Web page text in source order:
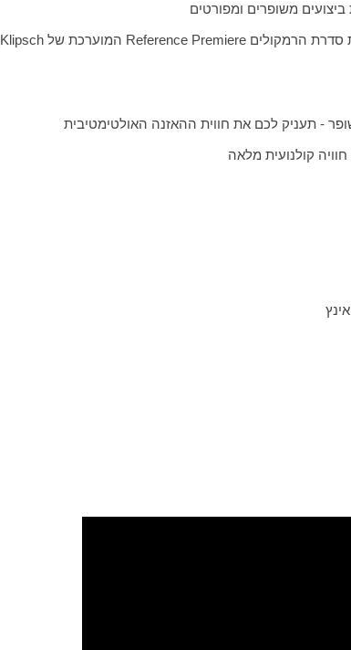
משופרים ומפורטים
הרמקולים Reference Premiere המוערכת של Klipsch
- תעניק לכם את חווית ההאזנה האולטימטיבית
קולנועית מלאה